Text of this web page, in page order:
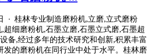
· 桂林专业制造磨粉机,立磨,立式磨粉
超细磨粉机,石墨立磨,石墨立式磨,石墨超
备,经过多年的技术研究和创新,积累丰富
发的磨粉机在同行业中处于水平。桂林磨